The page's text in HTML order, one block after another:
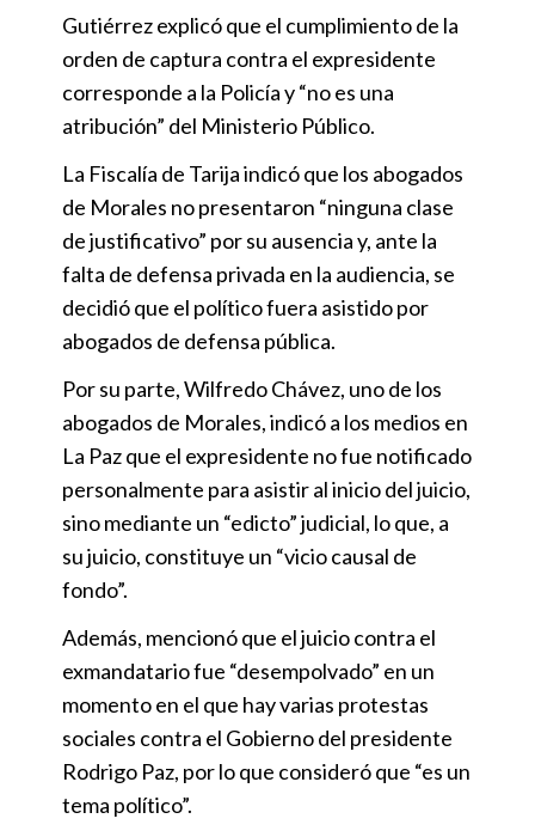
Gutiérrez explicó que el cumplimiento de la
orden de captura contra el expresidente
corresponde a la Policía y “no es una
atribución” del Ministerio Público.
La Fiscalía de Tarija indicó que los abogados
de Morales no presentaron “ninguna clase
de justificativo” por su ausencia y, ante la
falta de defensa privada en la audiencia, se
decidió que el político fuera asistido por
abogados de defensa pública.
Por su parte, Wilfredo Chávez, uno de los
abogados de Morales, indicó a los medios en
La Paz que el expresidente no fue notificado
personalmente para asistir al inicio del juicio,
sino mediante un “edicto” judicial, lo que, a
su juicio, constituye un “vicio causal de
fondo”.
Además, mencionó que el juicio contra el
exmandatario fue “desempolvado” en un
momento en el que hay varias protestas
sociales contra el Gobierno del presidente
Rodrigo Paz, por lo que consideró que “es un
tema político”.